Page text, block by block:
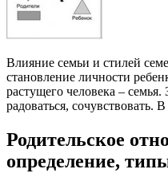
Влияние семьи и стилей
становление личности
растущего человека – семья.
радоваться, сочувствовать.
Родительское
определение,